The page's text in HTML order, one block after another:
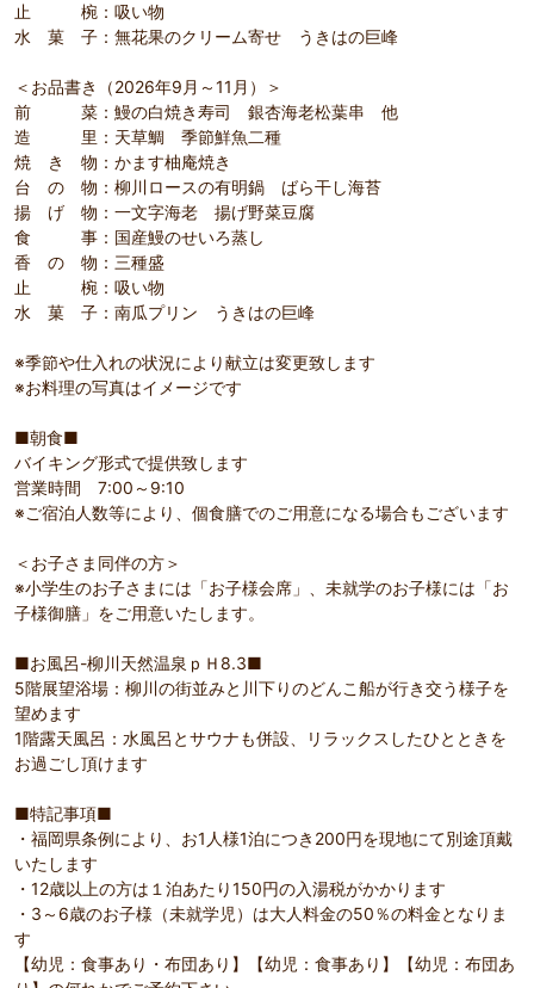
止 椀：吸い物
水 菓 子：無花果のクリーム寄せ うきはの巨峰
＜お品書き（2026年9月～11月）＞
前 菜：鰻の白焼き寿司 銀杏海老松葉串 他
造 里：天草鯛 季節鮮魚二種
焼 き 物：かます柚庵焼き
台 の 物：柳川ロースの有明鍋 ばら干し海苔
揚 げ 物：一文字海老 揚げ野菜豆腐
食 事：国産鰻のせいろ蒸し
香 の 物：三種盛
止 椀：吸い物
水 菓 子：南瓜プリン うきはの巨峰
※季節や仕入れの状況により献立は変更致します
※お料理の写真はイメージです
■朝食■
バイキング形式で提供致します
営業時間 7:00～9:10
※ご宿泊人数等により、個食膳でのご用意になる場合もございます
＜お子さま同伴の方＞
※小学生のお子さまには「お子様会席」、未就学のお子様には「お
子様御膳」をご用意いたします。
■お風呂-柳川天然温泉ｐＨ8.3■
5階展望浴場：柳川の街並みと川下りのどんこ船が行き交う様子を
望めます
1階露天風呂：水風呂とサウナも併設、リラックスしたひとときを
お過ごし頂けます
■特記事項■
・福岡県条例により、お1人様1泊につき200円を現地にて別途頂戴
いたします
・12歳以上の方は１泊あたり150円の入湯税がかかります
・3～6歳のお子様（未就学児）は大人料金の50％の料金となりま
す
【幼児：食事あり・布団あり】【幼児：食事あり】【幼児：布団あ